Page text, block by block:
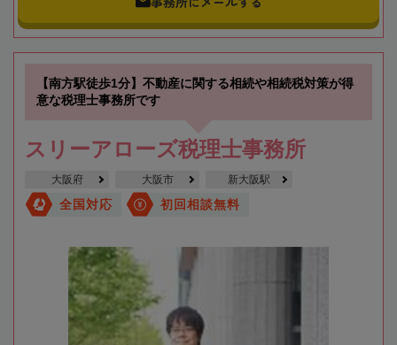
【南方駅徒歩1分】不動産に関する相続や相続税対策が得
意な税理士事務所です
スリーアローズ税理士事務所
大阪府 大阪市 新大阪駅
全国対応 初回相談無料